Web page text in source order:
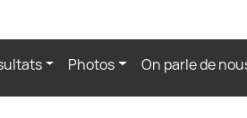
Photos On parle de